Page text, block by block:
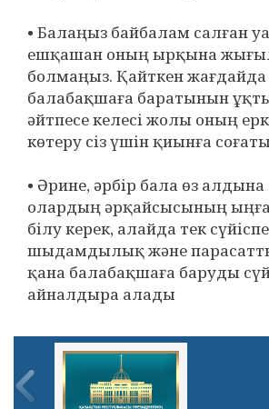
• Балаңыз байбалам салған
ешқашан оның ырқына
болмаңыз. Қайткен жағдайда
балабақшаға баратынын
әйтпесе келесі жолы оның
көтеру сіз үшін қиынға
• Әрине, әрбір бала өз алдына
олардың әрқайсысының
білу керек, алайда тек
шыдамдылық және
қана балабақшаға баруды
айналдыра алады